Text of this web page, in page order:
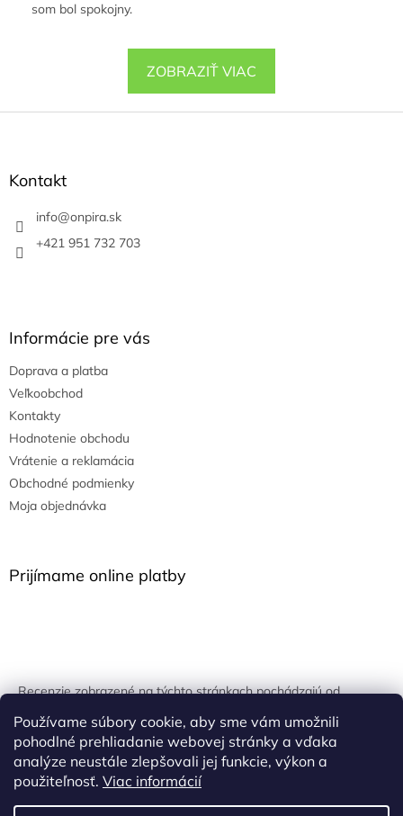
Používame súbory cookie, aby sme vám umožnili
pohodlné prehliadanie webovej stránky a vďaka
analýze neustále zlepšovali jej funkcie, výkon a
použiteľnosť. Viac informácií
som bol spokojny.
ZOBRAZIŤ VIAC
Z
Kontakt
info@onpira.sk
+421 951 732 703
Informácie pre vás
Doprava a platba
Veľkoobchod
Kontakty
Hodnotenie obchodu
Vrátenie a reklamácia
Obchodné podmienky
Moja objednávka
Prijímame online platby
Recenzie zobrazené na týchto stránkach pochádzajú od
unikátnych kľúčov generovaných na základe údajov z
uskutočnenej objednávky.